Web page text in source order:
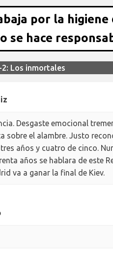
por la
se hace
Los inmortales
Desgaste emocional
sobre el alambre. Justo
años y cuatro de cinco.
años se hablara de este
va a ganar la final de Kiev.